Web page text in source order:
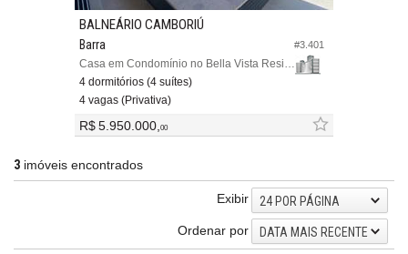
#3.401
BALNEÁRIO CAMBORIÚ
Barra
Casa em Condomínio no Bella Vista Residencial Club
4 dormitórios (4 suítes)
4 vagas (Privativa)
R$ 5.950.000,00
3 imóveis encontrados
Exibir
24 POR PÁGINA
Ordenar por
DATA MAIS RECENTE